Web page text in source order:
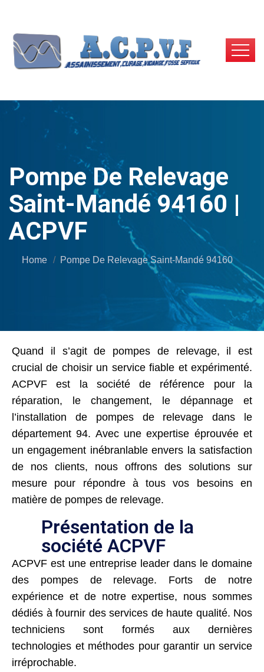
Pompe De Relevage
Saint-Mandé 94160 |
ACPVF
Home Pompe De Relevage Saint-Mandé 94160
Quand il s’agit de pompes de relevage, il est
crucial de choisir un service fiable et expérimenté.
ACPVF est la société de référence pour la
réparation, le changement, le dépannage et
l’installation de pompes de relevage dans le
département 94. Avec une expertise éprouvée et
un engagement inébranlable envers la satisfaction
de nos clients, nous offrons des solutions sur
mesure pour répondre à tous vos besoins en
matière de pompes de relevage.
Présentation de la
société ACPVF
ACPVF est une entreprise leader dans le domaine
des pompes de relevage. Forts de notre
expérience et de notre expertise, nous sommes
dédiés à fournir des services de haute qualité. Nos
techniciens sont formés aux dernières
technologies et méthodes pour garantir un service
irréprochable.